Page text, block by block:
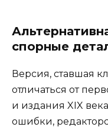
спорные
Версия, ставшая
отличаться от
и издания XIX
ошибки,